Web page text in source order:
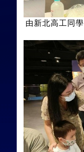
由新北高工同